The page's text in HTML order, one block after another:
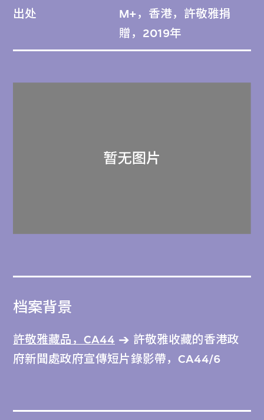
出处
M+，香港，許敬雅捐
贈，2019年
档案背景
許敬雅藏品，CA44
許敬雅收藏的香港政
府新聞處政府宣傳短片錄影帶，CA44/6